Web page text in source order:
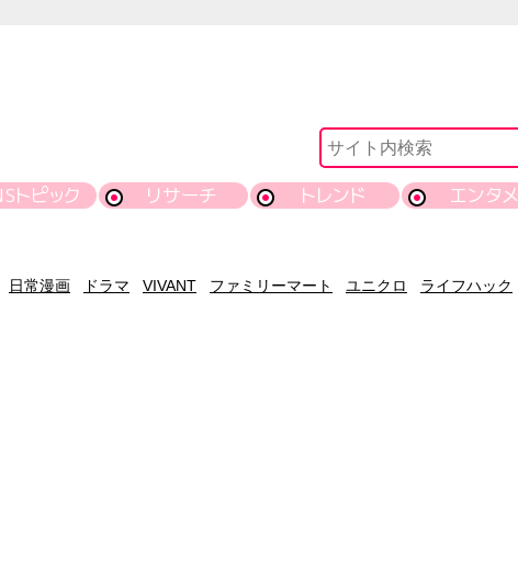
トピック リサーチ トレンド エンタメ
日常漫画 ドラマ VIVANT ファミリーマート ユニクロ ライフハック